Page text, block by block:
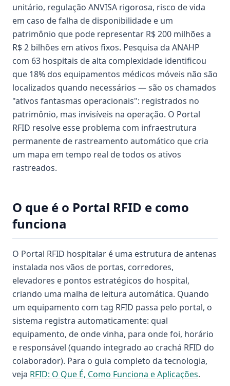
unitário, regulação ANVISA rigorosa, risco de vida
em caso de falha de disponibilidade e um
patrimônio que pode representar R$ 200 milhões a
R$ 2 bilhões em ativos fixos. Pesquisa da ANAHP
com 63 hospitais de alta complexidade identificou
que 18% dos equipamentos médicos móveis não são
localizados quando necessários — são os chamados
"ativos fantasmas operacionais": registrados no
patrimônio, mas invisíveis na operação. O Portal
RFID resolve esse problema com infraestrutura
permanente de rastreamento automático que cria
um mapa em tempo real de todos os ativos
rastreados.
O que é o Portal RFID e como
funciona
O Portal RFID hospitalar é uma estrutura de antenas
instalada nos vãos de portas, corredores,
elevadores e pontos estratégicos do hospital,
criando uma malha de leitura automática. Quando
um equipamento com tag RFID passa pelo portal, o
sistema registra automaticamente: qual
equipamento, de onde vinha, para onde foi, horário
e responsável (quando integrado ao crachá RFID do
colaborador). Para o guia completo da tecnologia,
veja RFID: O Que É, Como Funciona e Aplicações.